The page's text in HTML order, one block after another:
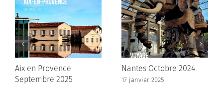
Aix en Provence
Septembre 2025
Nantes Octobre 2024
17 janvier 2025